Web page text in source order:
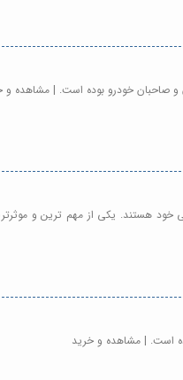
خود هستند. یکی از مهم ترین و
است. | مشاهده و خرید